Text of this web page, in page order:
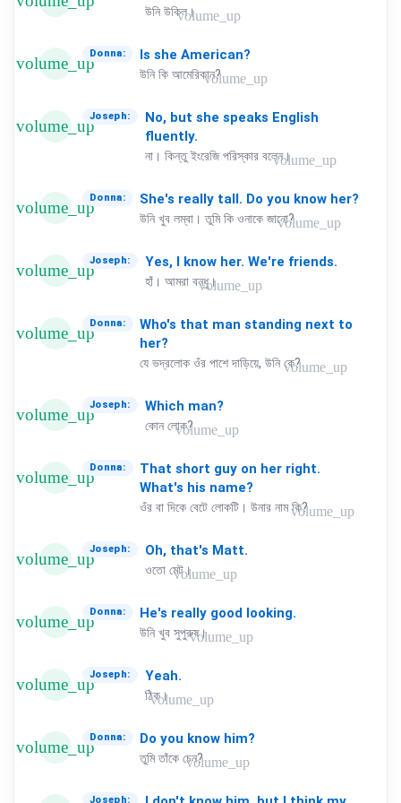
উনি উকিল।volume_up
volume_up
Donna: Is she American?
উনি কি আমেরিকান?volume_up
volume_up
Joseph: No, but she speaks English
fluently.
না। কিন্তু ইংরেজি পরিস্কার বলেন।volume_up
volume_up
Donna: She's really tall. Do you know her?
উনি খুব লম্বা। তুমি কি ওনাকে জানো?volume_up
volume_up
Joseph: Yes, I know her. We're friends.
হাঁ। আমরা বন্ধু।volume_up
volume_up
Donna: Who's that man standing next to
her?
যে ভদ্রলোক ওঁর পাশে দাড়িয়ে, উনি কে?volume_up
volume_up
Joseph: Which man?
কোন লোক?volume_up
volume_up
Donna: That short guy on her right.
What's his name?
ওঁর বা দিকে বেটে লোকটি। উনার নাম কি?volume_up
volume_up
Joseph: Oh, that's Matt.
ওতো মেট।volume_up
volume_up
Donna: He's really good looking.
উনি খুব সুপুরুষ।volume_up
volume_up
Joseph: Yeah.
ঠিক।
volume_up
volume_up
Donna: Do you know him?
তুমি তাঁকে চেন?volume_up
Joseph: